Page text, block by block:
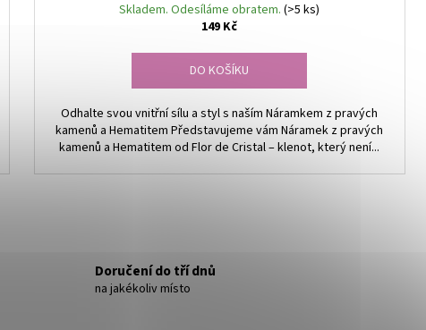
Skladem. Odesíláme obratem.(>5 ks)
149 Kč
DO KOŠÍKU
Odhalte svou vnitřní sílu a styl s naším Náramkem z pravých
kamenů a Hematitem Představujeme vám Náramek z pravých
kamenů a Hematitem od Flor de Cristal – klenot, který není...
Doručení do tří dnů
na jakékoliv místo